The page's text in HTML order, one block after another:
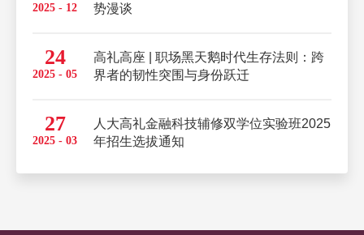
2025 - 12
势漫谈
24
2025 - 05
高礼高座 | 职场黑天鹅时代生存法则：跨
界者的韧性突围与身份跃迁
27
2025 - 03
人大高礼金融科技辅修双学位实验班2025
年招生选拔通知